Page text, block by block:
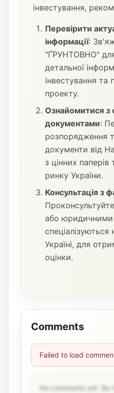
інвестування,
Перевірити
інформації:
"ҐРУНТОВНО"
детальної
інвестування та
проекту.
Ознайомитися з
документами:
розпорядження
документи від
з цінних
ринку України.
Консультація з
або юридичними
спеціалізуються
Україні, для
оцінки.
Comments
Failed to load
No comments yet. Be